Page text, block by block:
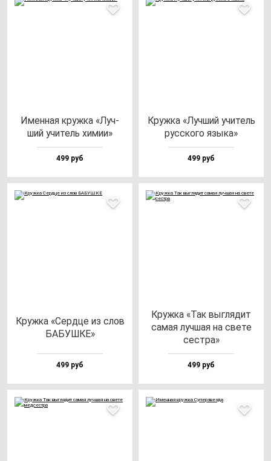
Имен­ная круж­ка «Луч­
ший учи­тель хи­мии»
499 руб
Круж­ка «Луч­ший учи­тель
рус­ско­го язы­ка»
499 руб
Круж­ка «Сер­дце из слов
БАБУШКЕ»
499 руб
Круж­ка «Так выг­ля­дит
са­мая луч­шая на све­те
сес­тра»
499 руб